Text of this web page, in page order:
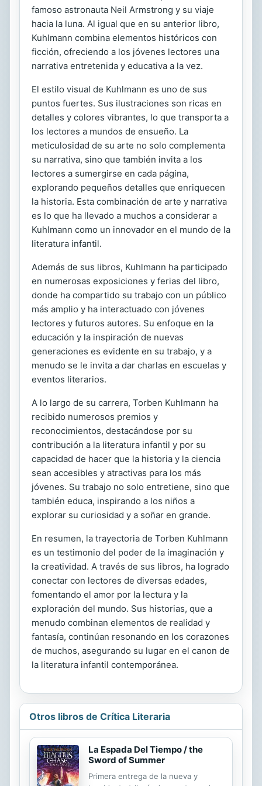
famoso astronauta Neil Armstrong y su viaje
hacia la luna. Al igual que en su anterior libro,
Kuhlmann combina elementos históricos con
ficción, ofreciendo a los jóvenes lectores una
narrativa entretenida y educativa a la vez.
El estilo visual de Kuhlmann es uno de sus
puntos fuertes. Sus ilustraciones son ricas en
detalles y colores vibrantes, lo que transporta a
los lectores a mundos de ensueño. La
meticulosidad de su arte no solo complementa
su narrativa, sino que también invita a los
lectores a sumergirse en cada página,
explorando pequeños detalles que enriquecen
la historia. Esta combinación de arte y narrativa
es lo que ha llevado a muchos a considerar a
Kuhlmann como un innovador en el mundo de la
literatura infantil.
Además de sus libros, Kuhlmann ha participado
en numerosas exposiciones y ferias del libro,
donde ha compartido su trabajo con un público
más amplio y ha interactuado con jóvenes
lectores y futuros autores. Su enfoque en la
educación y la inspiración de nuevas
generaciones es evidente en su trabajo, y a
menudo se le invita a dar charlas en escuelas y
eventos literarios.
A lo largo de su carrera, Torben Kuhlmann ha
recibido numerosos premios y
reconocimientos, destacándose por su
contribución a la literatura infantil y por su
capacidad de hacer que la historia y la ciencia
sean accesibles y atractivas para los más
jóvenes. Su trabajo no solo entretiene, sino que
también educa, inspirando a los niños a
explorar su curiosidad y a soñar en grande.
En resumen, la trayectoria de Torben Kuhlmann
es un testimonio del poder de la imaginación y
la creatividad. A través de sus libros, ha logrado
conectar con lectores de diversas edades,
fomentando el amor por la lectura y la
exploración del mundo. Sus historias, que a
menudo combinan elementos de realidad y
fantasía, continúan resonando en los corazones
de muchos, asegurando su lugar en el canon de
la literatura infantil contemporánea.
Otros libros de Crítica Literaria
La Espada Del Tiempo / the
Sword of Summer
Primera entrega de la nueva y